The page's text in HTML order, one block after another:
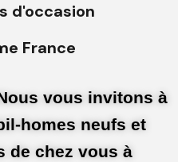
d'occasion
France
vous invitons à
homes neufs et
de chez vous à